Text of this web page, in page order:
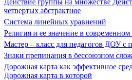
четвертых абстрактное
Система линейных уравнений
Религия и ее значение в
Мастер – класс для педагогов ДОУ с
Знаки препинания в бессоюзном
Дорожная карта как эффективное
Дорожная карта в которой